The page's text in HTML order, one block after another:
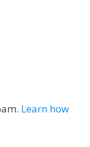
Learn how